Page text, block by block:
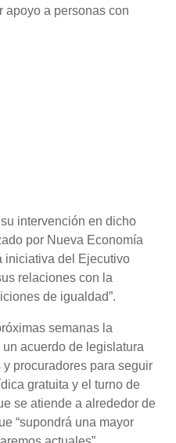
apoyo a personas con
intervención en dicho
por Nueva Economía
iniciativa del Ejecutivo
relaciones con la
de igualdad”.
semanas la
acuerdo de legislatura
procuradores para seguir
gratuita y el turno de
se atiende a alrededor de
“supondrá una mayor